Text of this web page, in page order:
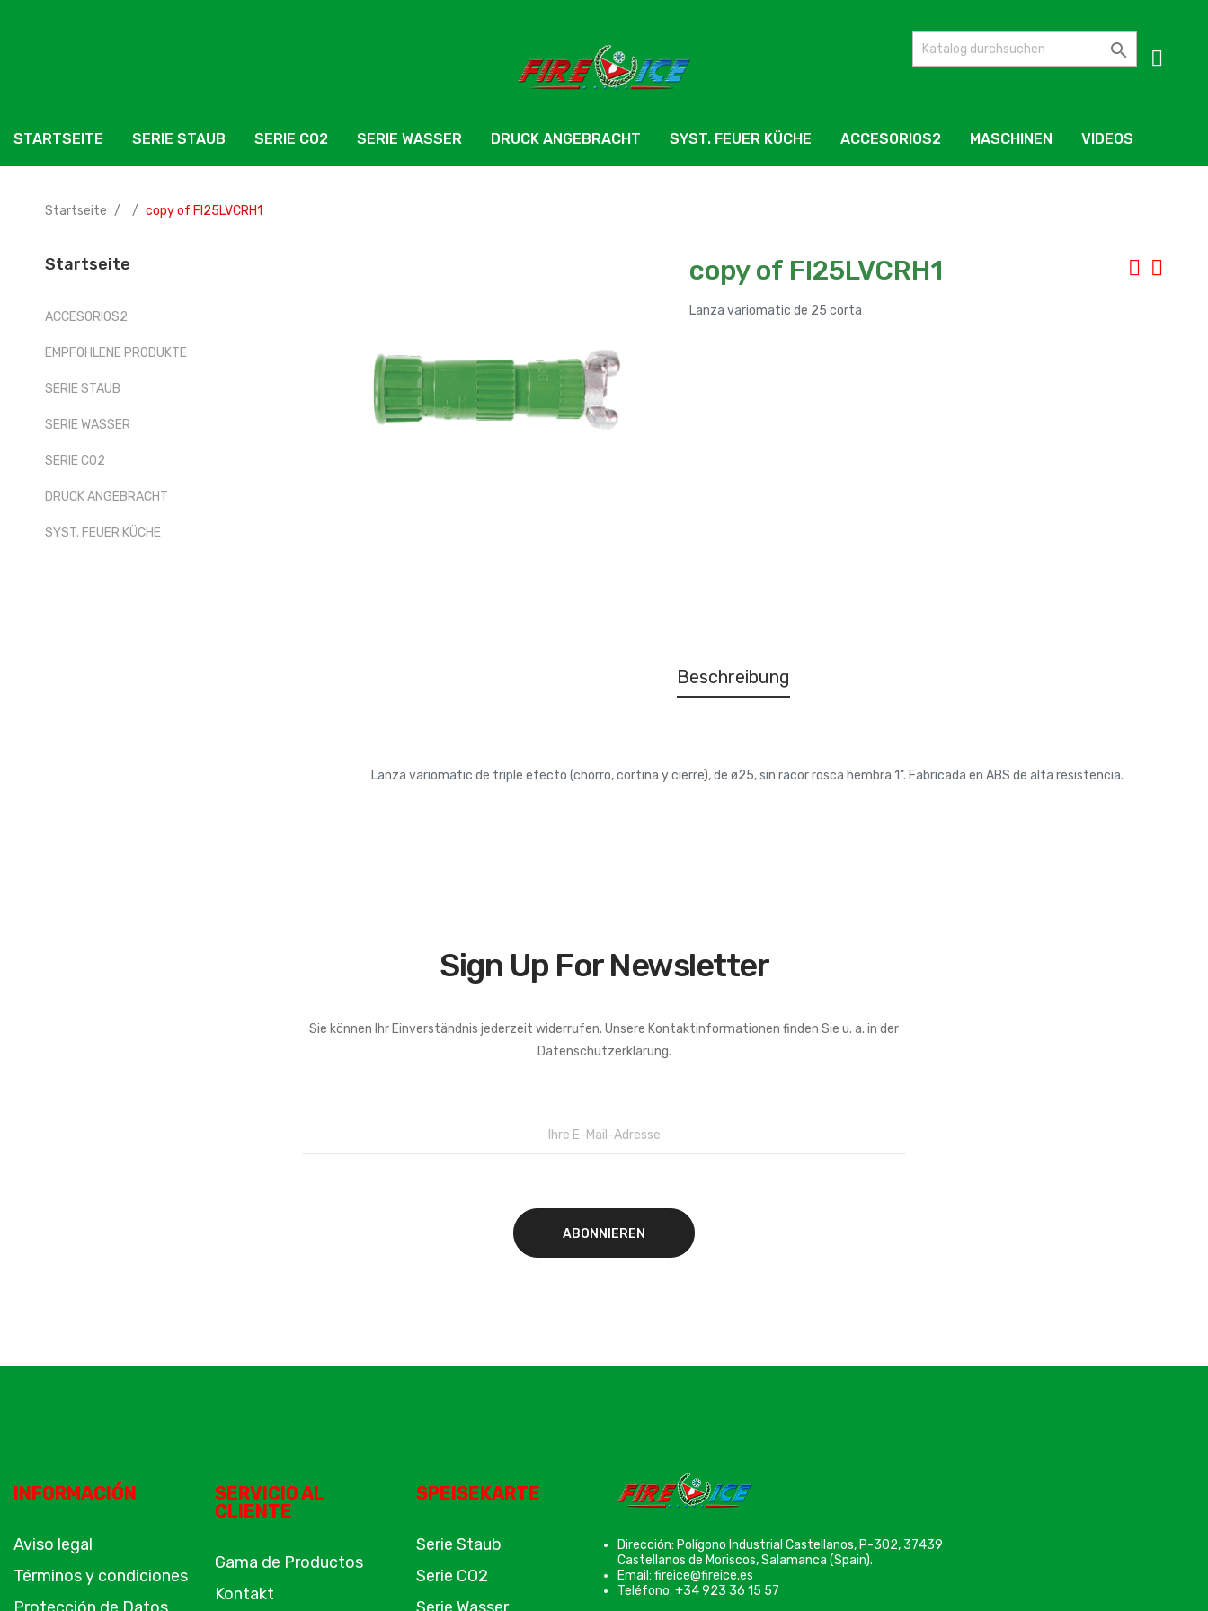

STARTSEITE SERIE STAUB SERIE CO2 SERIE WASSER DRUCK ANGEBRACHT SYST. FEUER KÜCHE ACCESORIOS2 MASCHINEN VIDEOS
Startseite copy of FI25LVCRH1
Startseite
ACCESORIOS2
EMPFOHLENE PRODUKTE
SERIE STAUB
SERIE WASSER
SERIE CO2
DRUCK ANGEBRACHT
SYST. FEUER KÜCHE
copy of FI25LVCRH1
Lanza variomatic de 25 corta
Beschreibung
Lanza variomatic de triple efecto (chorro, cortina y cierre), de ø25, sin racor rosca hembra 1”. Fabricada en ABS de alta resistencia.
Sign Up For Newsletter
Sie können Ihr Einverständnis jederzeit widerrufen. Unsere Kontaktinformationen finden Sie u. a. in der
Datenschutzerklärung.
INFORMACIÓN
Aviso legal
Términos y condiciones
SERVICIO AL
CLIENTE
Gama de Productos
Kontakt
SPEISEKARTE
Serie Staub
Serie CO2
Dirección: Polígono Industrial Castellanos, P-302, 37439
Castellanos de Moriscos, Salamanca (Spain).
Email: fireice@fireice.es
Teléfono: +34 923 36 15 57